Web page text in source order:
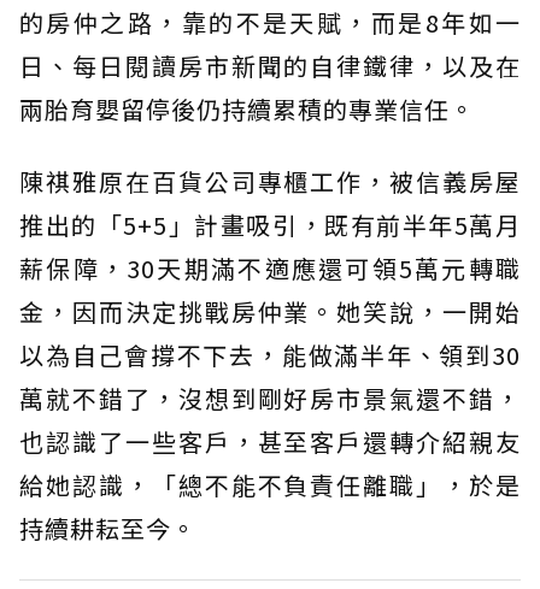
的房仲之路，靠的不是天賦，而是8年如一
日、每日閱讀房市新聞的自律鐵律，以及在
兩胎育嬰留停後仍持續累積的專業信任。
陳祺雅原在百貨公司專櫃工作，被信義房屋
推出的「5+5」計畫吸引，既有前半年5萬月
薪保障，30天期滿不適應還可領5萬元轉職
金，因而決定挑戰房仲業。她笑說，一開始
以為自己會撐不下去，能做滿半年、領到30
萬就不錯了，沒想到剛好房市景氣還不錯，
也認識了一些客戶，甚至客戶還轉介紹親友
給她認識，「總不能不負責任離職」，於是
持續耕耘至今。